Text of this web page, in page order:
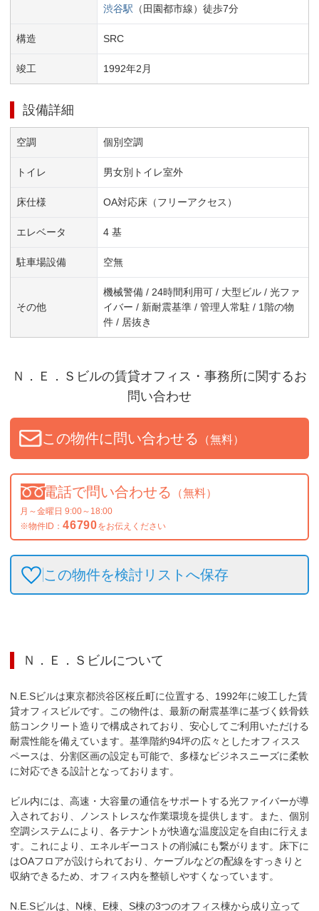
渋谷駅 （ 田園都市線） 徒歩7分
構造 SRC
竣工 1992年2 月
設備詳細
空調 個別空調
トイレ 男女別トイレ室外
床仕様 OA対応床（フリーアクセス）
エレベータ 4 基
駐車場設備 空無
その他
機械警備 / 24時間利用可 / 大型ビル / 光ファ
イバー / 新耐震基準 / 管理人常駐 / 1階の物
件 / 居抜き
Ｎ．Ｅ．Ｓビルの賃貸オフィス・事務所に関するお
問い合わせ
この物件に問い合わせる （無料）
電話で問い合わせる （無料）
月～金曜日 9:00～18:00
※物件ID： 46790をお伝えください
この物件を検討リストへ保存
Ｎ．Ｅ．Ｓビルについて
N.E.Sビルは東京都渋谷区桜丘町に位置する、1992年に竣工した賃
貸オフィスビルです。この物件は、最新の耐震基準に基づく鉄骨鉄
筋コンクリート造りで構成されており、安心してご利用いただける
耐震性能を備えています。基準階約94坪の広々としたオフィスス
ペースは、分割区画の設定も可能で、多様なビジネスニーズに柔軟
に対応できる設計となっております。
ビル内には、高速・大容量の通信をサポートする光ファイバーが導
入されており、ノンストレスな作業環境を提供します。また、個別
空調システムにより、各テナントが快適な温度設定を自由に行えま
す。これにより、エネルギーコストの削減にも繋がります。床下に
はOAフロアが設けられており、ケーブルなどの配線をすっきりと
収納できるため、オフィス内を整頓しやすくなっています。
N.E.Sビルは、N棟、E棟、S棟の3つのオフィス棟から成り立って